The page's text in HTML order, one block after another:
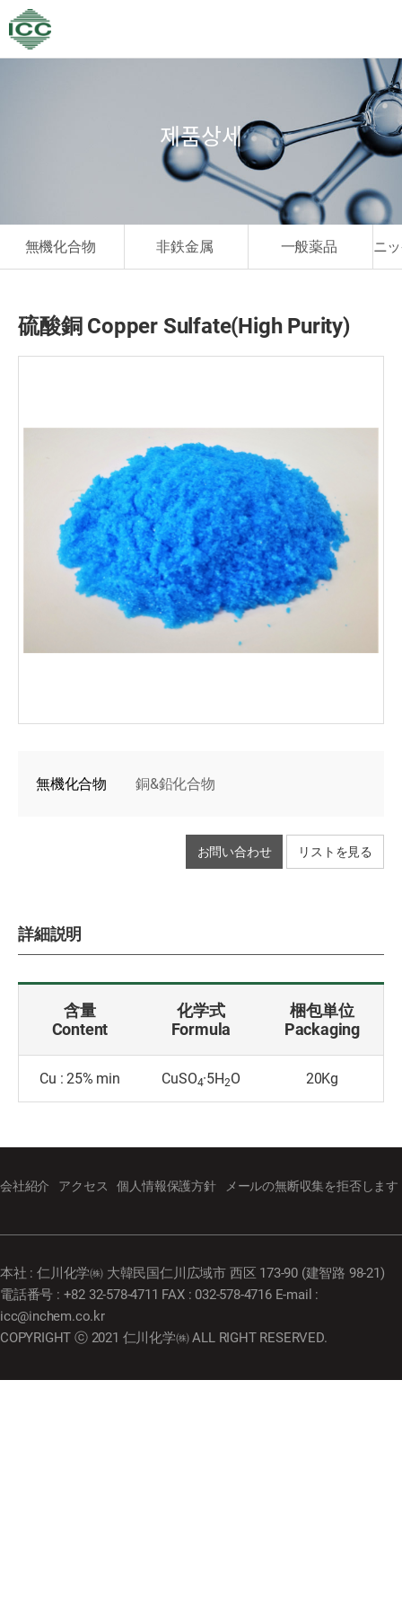
無機化合物 非鉄金属 一般薬品 ニ
제품상세
硫酸銅 Copper Sulfate(High Purity)
無機化合物 銅&鉛化合物
お問い合わせ リストを見る
詳細説明
含量
Content
化学式
Formula
梱包単位
Packaging
Cu : 25% min CuSO4·5H2O 20Kg
会社紹介 アクセス 個人情報保護方針 メールの無断収集を拒否します
本社 : 仁川化学㈱ 大韓民国仁川広域市 西区 173-90 (建智路 98-21)
電話番号 : +82 32-578-4711 FAX : 032-578-4716 E-mail :
icc@inchem.co.kr
COPYRIGHT ⓒ 2021 仁川化学㈱ ALL RIGHT RESERVED.